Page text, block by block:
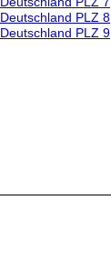
PLZ 8
PLZ 9